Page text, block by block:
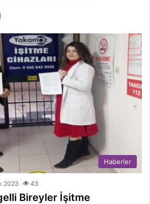
Haberler
2023 43
Bireyler İşitme